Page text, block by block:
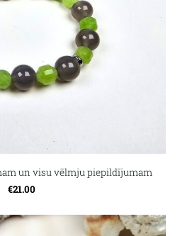
un visu vēlmju piepildījumam
€21.00